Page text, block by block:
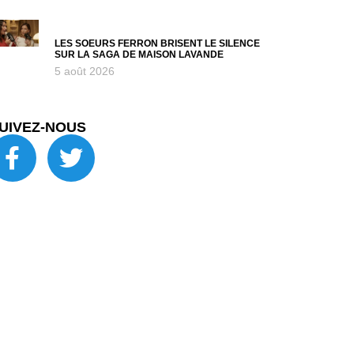
LES SOEURS FERRON BRISENT LE SILENCE
SUR LA SAGA DE MAISON LAVANDE
5 août 2026
NOUS